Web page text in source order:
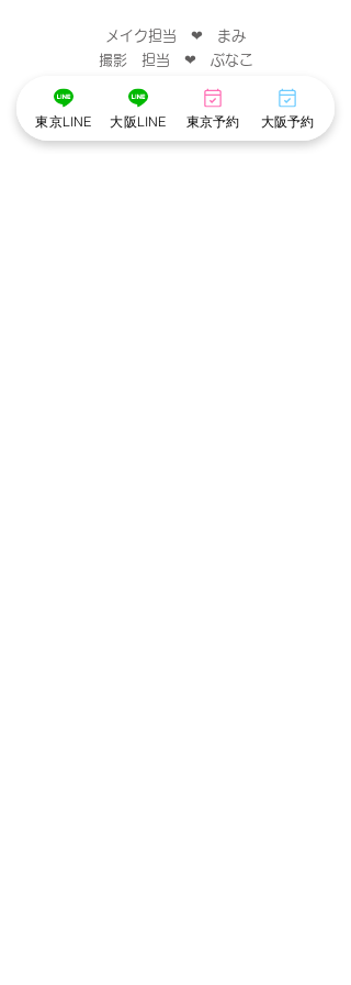
メイク担当　❤︎　まみ
撮影　担当　❤︎　ぶなこ
･゜ﾟ･ :.｡..｡.:*･💄📷･*:.｡. .｡.:*･゜ﾟ･*
東京LINE 大阪LINE 東京予約 大阪予約